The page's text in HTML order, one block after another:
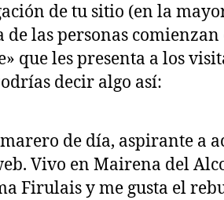
de tu sitio (en la
de las personas comienzan
que les presenta a los
decir algo así:
de día, aspirante a
Vivo en Mairena del
Firulais y me gusta el